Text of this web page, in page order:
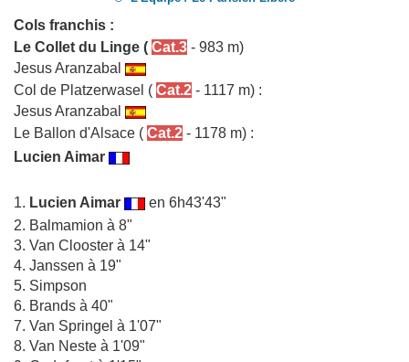
Cols franchis :
Le Collet du Linge ( Cat.3 - 983 m)
Jesus Aranzabal
Col de Platzerwasel ( Cat.2 - 1117 m) :
Jesus Aranzabal
Le Ballon d'Alsace ( Cat.2 - 1178 m) :
Lucien Aimar
1. Lucien Aimar
en 6h43'43"
2. Balmamion à 8"
3. Van Clooster à 14"
4. Janssen à 19"
5. Simpson
6. Brands à 40"
7. Van Springel à 1'07"
8. Van Neste à 1'09"